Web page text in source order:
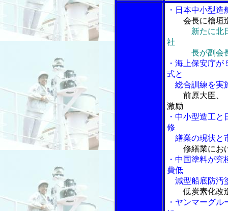
・日本中小型
会長に檜垣
新たに北
社
長が副会長
・海上保安庁
式と
総合訓練を実
前原大臣、
激励
・中小型造工
修
繕業の現状と
修繕業にお
・中国塗料が
費低
減型船底防汚
低炭素化改
・ヤンマーグ